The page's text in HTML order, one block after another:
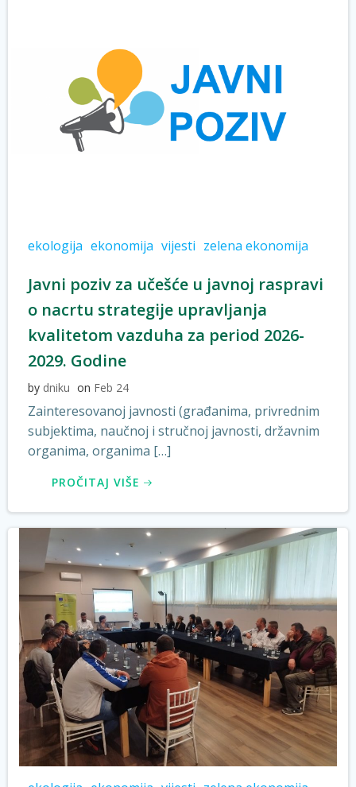
ekologija ekonomija vijesti zelena ekonomija
Javni poziv za učešće u javnoj raspravi
o nacrtu strategije upravljanja
kvalitetom vazduha za period 2026-
2029. Godine
by dniku on Feb 24
Zainteresovanoj javnosti (građanima, privrednim
subjektima, naučnoj i stručnoj javnosti, državnim
organima, organima […]
PROČITAJ VIŠE